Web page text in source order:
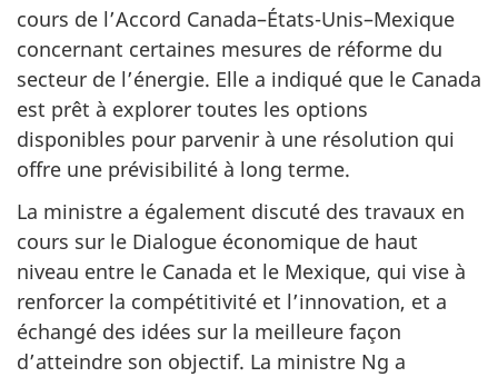
cours de l’Accord Canada–États-Unis–Mexique
concernant certaines mesures de réforme du
secteur de l’énergie. Elle a indiqué que le Canada
est prêt à explorer toutes les options
disponibles pour parvenir à une résolution qui
offre une prévisibilité à long terme.
La ministre a également discuté des travaux en
cours sur le Dialogue économique de haut
niveau entre le Canada et le Mexique, qui vise à
renforcer la compétitivité et l’innovation, et a
échangé des idées sur la meilleure façon
d’atteindre son objectif. La ministre Ng a